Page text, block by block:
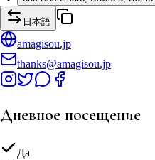
日本語
amagisou.jp
thanks@amagisou.jp
Дневное посещение
Да